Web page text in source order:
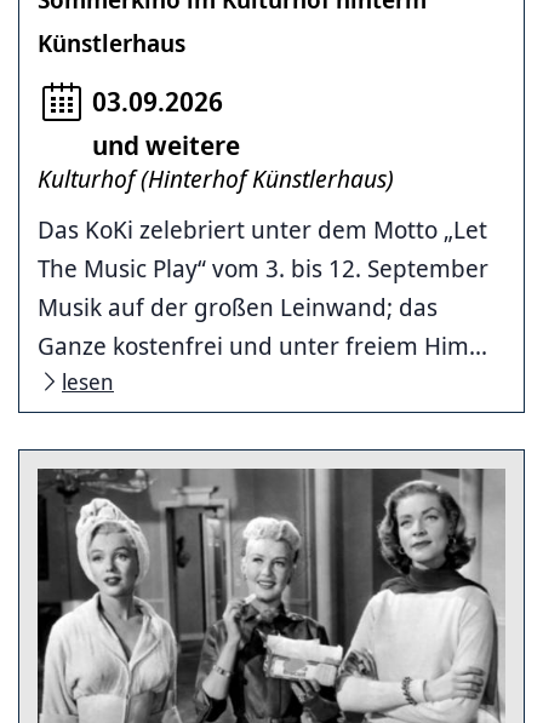
Künstlerhaus
03.09.2026
und weitere
Kulturhof (Hinterhof Künstlerhaus)
Das KoKi zelebriert unter dem Motto „Let
The Music Play“ vom 3. bis 12. September
Musik auf der großen Leinwand; das
Ganze kostenfrei und unter freiem Him...
lesen